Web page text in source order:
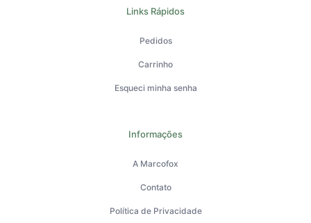
Links Rápidos
Pedidos
Carrinho
Esqueci minha senha
Informações
A Marcofox
Contato
Política de Privacidade